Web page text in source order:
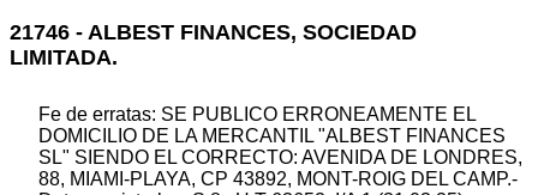
21746 - ALBEST FINANCES, SOCIEDAD
LIMITADA.
Fe de erratas: SE PUBLICO ERRONEAMENTE EL
DOMICILIO DE LA MERCANTIL "ALBEST FINANCES
SL" SIENDO EL CORRECTO: AVENIDA DE LONDRES,
88, MIAMI-PLAYA, CP 43892, MONT-ROIG DEL CAMP.-